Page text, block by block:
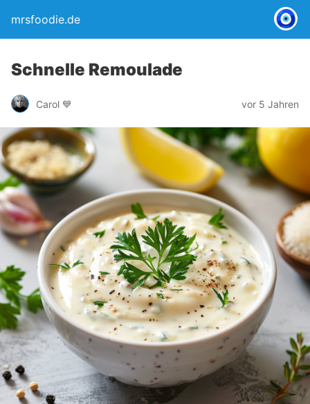
mrsfoodie.de
Schnelle Remoulade
Carol 💙 vor 5 Jahren